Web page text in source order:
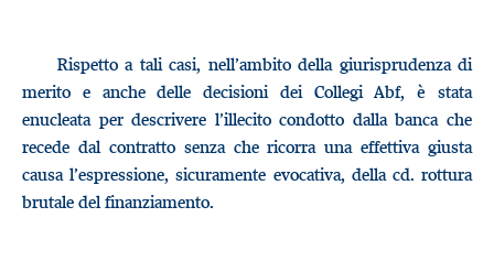
Rispetto a tali casi, nell’ambito della giurisprudenza di
merito e anche delle decisioni dei Collegi Abf, è stata
enucleata per descrivere l’illecito condotto dalla banca che
recede dal contratto senza che ricorra una effettiva giusta
causa l’espressione, sicuramente evocativa, della cd. rottura
brutale del finanziamento.